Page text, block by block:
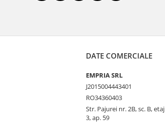
DATE COMERCIALE
EMPRIA SRL
J2015004443401
RO34360403
Str. Pajurei nr. 2B, sc. B, etaj
3, ap. 59